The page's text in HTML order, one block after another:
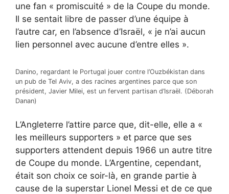
une fan « promiscuité » de la Coupe du monde.
Il se sentait libre de passer d’une équipe à
l’autre car, en l’absence d’Israël, « je n’ai aucun
lien personnel avec aucune d’entre elles ».
Danino, regardant le Portugal jouer contre l’Ouzbékistan dans
un pub de Tel Aviv, a des racines argentines parce que son
président, Javier Milei, est un fervent partisan d’Israël. (Déborah
Danan)
L’Angleterre l’attire parce que, dit-elle, elle a «
les meilleurs supporters » et parce que ses
supporters attendent depuis 1966 un autre titre
de Coupe du monde. L’Argentine, cependant,
était son choix ce soir-là, en grande partie à
cause de la superstar Lionel Messi et de ce que